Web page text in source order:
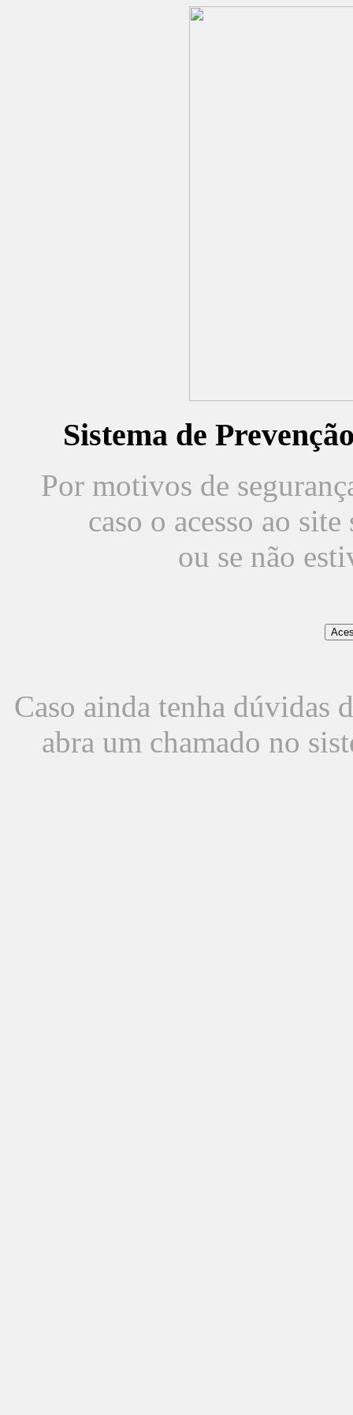
Sistema de
Por motivos de
caso o acesso ao
ou se não
Caso ainda tenha dúvidas
abra um chamado no